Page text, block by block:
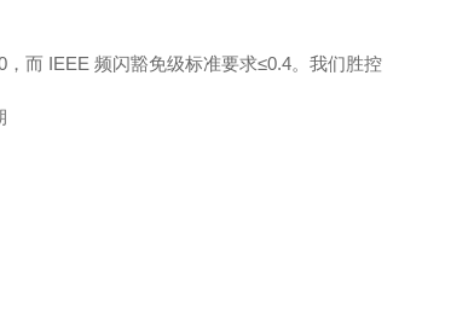
，而 IEEE 频闪豁免级标准要求≤0.4。我们胜控